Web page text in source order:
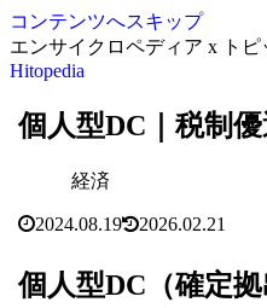
コンテンツへスキップ
エンサイクロペディア x トピ
Hitopedia
個人型DC｜税制
経済
2024.08.19 2026.02.21
個人型DC（確定拠